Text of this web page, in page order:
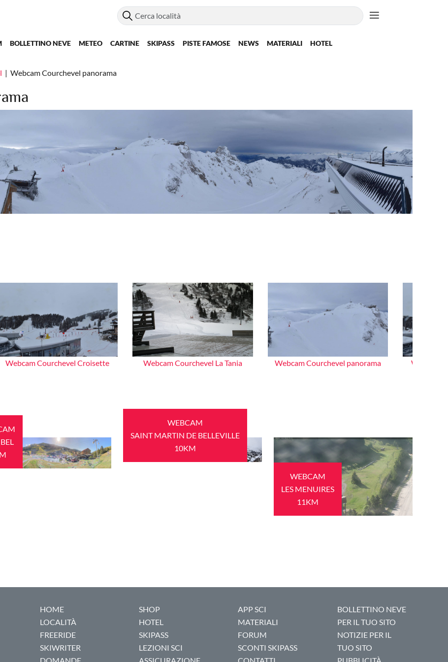
BOLLETTINO NEVE METEO CARTINE SKIPASS PISTE FAMOSE NEWS MATERIALI HOTEL
Webcam Courchevel panorama
Webcam Courchevel Croisette Webcam Courchevel La Tania Webcam Courchevel panorama Webcam
WEBCAM
SAINT MARTIN DE BELLEVILLE
10KM
WEBCAM
LES MENUIRES
11KM
HOME
LOCALITÀ
FREERIDE
SKIWRITER
SHOP
HOTEL
SKIPASS
LEZIONI SCI
APP SCI
MATERIALI
FORUM
SCONTI SKIPASS
BOLLETTINO NEVE
PER IL TUO SITO
NOTIZIE PER IL
TUO SITO